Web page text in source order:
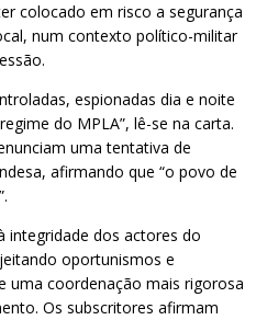
colocado em risco a segurança
num contexto político-militar
espionadas dia e noite
do MPLA”, lê-se na carta.
uma tentativa de
afirmando que “o povo de
integridade dos actores do
oportunismos e
uma coordenação mais rigorosa
Os subscritores afirmam